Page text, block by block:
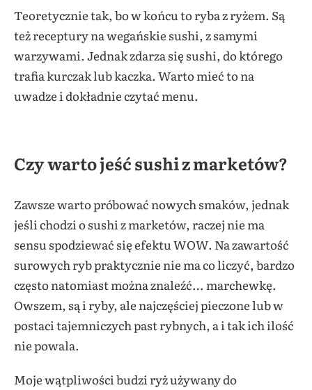
Teoretycznie tak, bo w końcu to ryba z ryżem. Są
też receptury na wegańskie sushi, z samymi
warzywami. Jednak zdarza się sushi, do którego
trafia kurczak lub kaczka. Warto mieć to na
uwadze i dokładnie czytać menu.
Czy warto jeść sushi z marketów?
Zawsze warto próbować nowych smaków, jednak
jeśli chodzi o sushi z marketów, raczej nie ma
sensu spodziewać się efektu WOW. Na zawartość
surowych ryb praktycznie nie ma co liczyć, bardzo
często natomiast można znaleźć… marchewkę.
Owszem, są i ryby, ale najczęściej pieczone lub w
postaci tajemniczych past rybnych, a i tak ich ilość
nie powala.
Moje wątpliwości budzi ryż używany do